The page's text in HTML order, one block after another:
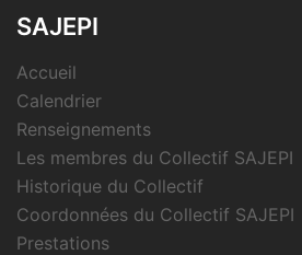
SAJEPI
Accueil
Calendrier
Renseignements
Les membres du Collectif SAJEPI
Historique du Collectif
Coordonnées du Collectif SAJEPI
Prestations